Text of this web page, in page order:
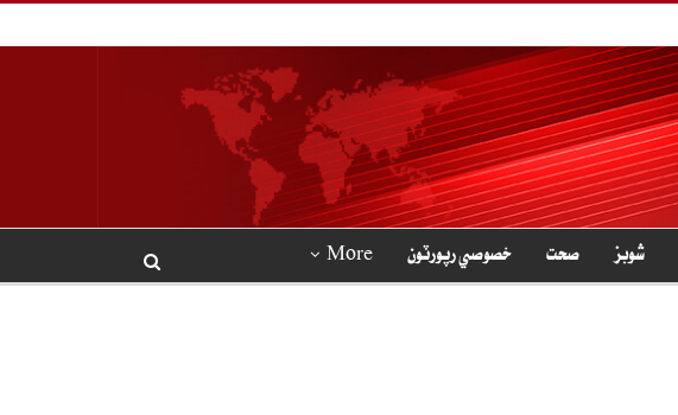
شوبز صحت خصوصي رپورٽون More